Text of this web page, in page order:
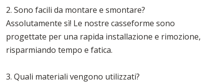
2. Sono facili da montare e smontare?
Assolutamente sì! Le nostre casseforme sono
progettate per una rapida installazione e rimozione,
risparmiando tempo e fatica.
3. Quali materiali vengono utilizzati?